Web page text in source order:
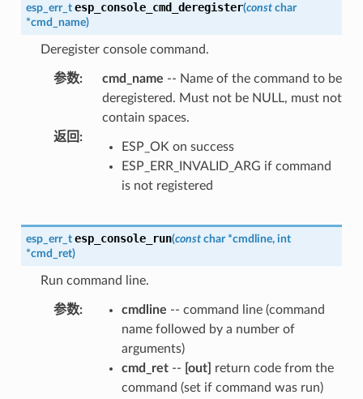
esp_err_t esp_console_cmd_deregister(const char
*cmd_name)
Deregister console command.
参数: cmd_name -- Name of the command to be
deregistered. Must not be NULL, must not
contain spaces.
返回 :
ESP_OK on success
ESP_ERR_INVALID_ARG if command
is not registered
esp_err_t esp_console_run(const char *cmdline, int
*cmd_ret)
Run command line.
参数: cmdline -- command line (command
name followed by a number of
arguments)
cmd_ret-- [out]
return code from the
command (set if command was run)